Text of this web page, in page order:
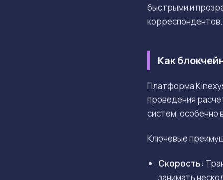
быстрыми и
корреспондентов.
Как
Платформа
проведения
систем,
Ключевые
Скорость:
занимать